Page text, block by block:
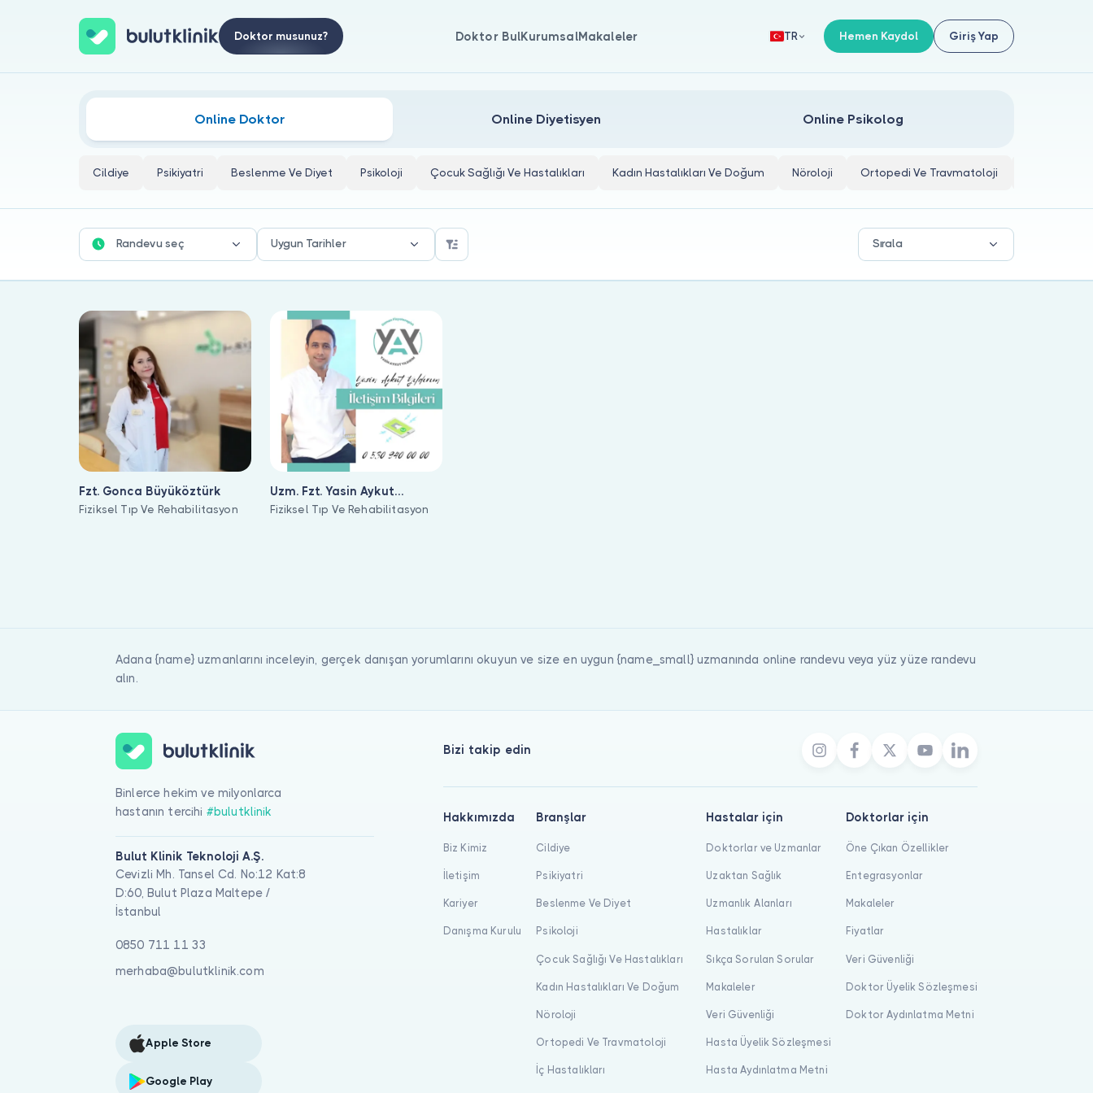
Doktor musunuz? Doktor BulKurumsalMakaleler TR Hemen Kaydol Giriş Yap
Adana Fiziksel Tıp Ve Rehabilitasyon Doktorları
Online Doktor Online Diyetisyen Online Psikolog
Cildiye Psikiyatri Beslenme Ve Diyet Psikoloji Çocuk Sağlığı Ve Hastalıkları Kadın Hastalıkları Ve Doğum Nöroloji Ortopedi Ve Travmatoloji
Randevu seç Uygun Tarihler Sırala
Fzt. Gonca Büyüköztürk
Fiziksel Tıp Ve Rehabilitasyon
Uzm. Fzt. Yasin Aykut
Yıldırım
Fiziksel Tıp Ve Rehabilitasyon
Adana {name} uzmanlarını inceleyin, gerçek danışan yorumlarını okuyun ve size en uygun {name_small} uzmanında online randevu veya yüz yüze randevu
alın.
Binlerce hekim ve milyonlarca
hastanın tercihi #bulutklinik
Bulut Klinik Teknoloji A.Ş.
Cevizli Mh. Tansel Cd. No:12 Kat:8
D:60, Bulut Plaza Maltepe /
İstanbul
0850 711 11 33
merhaba@bulutklinik.com
Apple Store
Google Play
Bizi takip edin
Hakkımızda
Biz Kimiz
İletişim
Kariyer
Danışma Kurulu
Branşlar
Cildiye
Psikiyatri
Beslenme Ve Diyet
Psikoloji
Çocuk Sağlığı Ve Hastalıkları
Kadın Hastalıkları Ve Doğum
Nöroloji
Ortopedi Ve Travmatoloji
İç Hastalıkları
Hastalar için
Doktorlar ve Uzmanlar
Uzaktan Sağlık
Uzmanlık Alanları
Hastalıklar
Sıkça Sorulan Sorular
Makaleler
Veri Güvenliği
Hasta Üyelik Sözleşmesi
Hasta Aydınlatma Metni
Doktorlar için
Öne Çıkan Özellikler
Entegrasyonlar
Makaleler
Fiyatlar
Veri Güvenliği
Doktor Üyelik Sözleşmesi
Doktor Aydınlatma Metni